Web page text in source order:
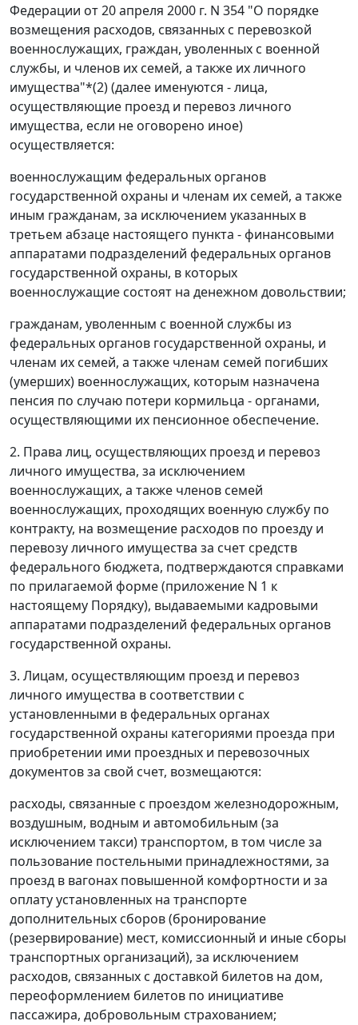
Федерации от 20 апреля 2000 г. N 354 "О порядке
возмещения расходов, связанных с перевозкой
военнослужащих, граждан, уволенных с военной
службы, и членов их семей, а также их личного
имущества"*(2) (далее именуются - лица,
осуществляющие проезд и перевоз личного
имущества, если не оговорено иное)
осуществляется:
военнослужащим федеральных органов
государственной охраны и членам их семей, а также
иным гражданам, за исключением указанных в
третьем абзаце настоящего пункта - финансовыми
аппаратами подразделений федеральных органов
государственной охраны, в которых
военнослужащие состоят на денежном довольствии;
гражданам, уволенным с военной службы из
федеральных органов государственной охраны, и
членам их семей, а также членам семей погибших
(умерших) военнослужащих, которым назначена
пенсия по случаю потери кормильца - органами,
осуществляющими их пенсионное обеспечение.
2. Права лиц, осуществляющих проезд и перевоз
личного имущества, за исключением
военнослужащих, а также членов семей
военнослужащих, проходящих военную службу по
контракту, на возмещение расходов по проезду и
перевозу личного имущества за счет средств
федерального бюджета, подтверждаются справками
по прилагаемой форме (приложение N 1 к
настоящему Порядку), выдаваемыми кадровыми
аппаратами подразделений федеральных органов
государственной охраны.
3. Лицам, осуществляющим проезд и перевоз
личного имущества в соответствии с
установленными в федеральных органах
государственной охраны категориями проезда при
приобретении ими проездных и перевозочных
документов за свой счет, возмещаются:
расходы, связанные с проездом железнодорожным,
воздушным, водным и автомобильным (за
исключением такси) транспортом, в том числе за
пользование постельными принадлежностями, за
проезд в вагонах повышенной комфортности и за
оплату установленных на транспорте
дополнительных сборов (бронирование
(резервирование) мест, комиссионный и иные сборы
транспортных организаций), за исключением
расходов, связанных с доставкой билетов на дом,
переоформлением билетов по инициативе
пассажира, добровольным страхованием;